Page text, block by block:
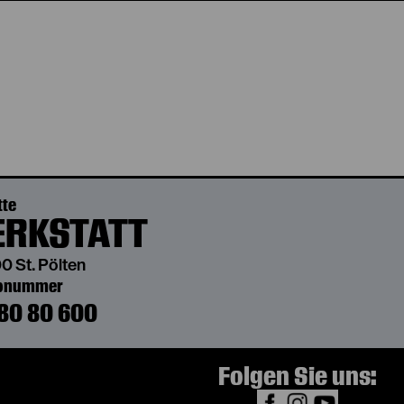
St. Pölten
80 600
Folgen Sie uns: